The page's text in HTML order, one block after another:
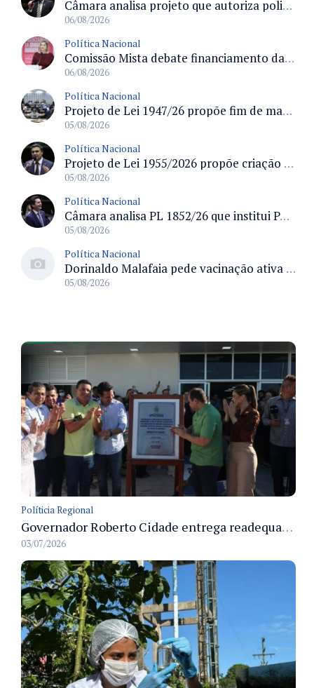
Câmara analisa projeto que autoriza policiais civis embarcarem armados em aeronaves civis mediante regras
06/08/2026
Política Nacional
Comissão Mista debate financiamento da educação infantil e desafios do Fundeb e do CAQ na oferta de creches
06/08/2026
Política Nacional
Projeto de Lei 1947/26 propõe fim de margens para cartão de crédito e consignado do INSS
05/08/2026
Política Nacional
Projeto de Lei 1955/2026 propõe criação de geração livre de fumo ao restringir venda de vapes a nascidos desde 1º de janeiro de 2009
05/08/2026
Política Nacional
Câmara analisa PL 1852/26 que institui Política Nacional de Gestão de Desempenho e Eficiência para servidores públicos
05/08/2026
Política Nacional
Dorinaldo Malafaia pede vacinação ativa ao Ministério da Saúde para reverter queda na cobertura vacinal no Brasil
05/08/2026
Políticia Regional
Governador Roberto Cidade entrega readequação do ambulatório da FCecon e amplia capacidade de atendimento oncológico em Manaus
03/07/2026